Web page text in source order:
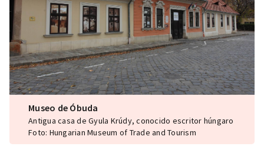
Museo de Óbuda
Antigua casa de Gyula Krúdy, conocido escritor húngaro
Foto: Hungarian Museum of Trade and Tourism